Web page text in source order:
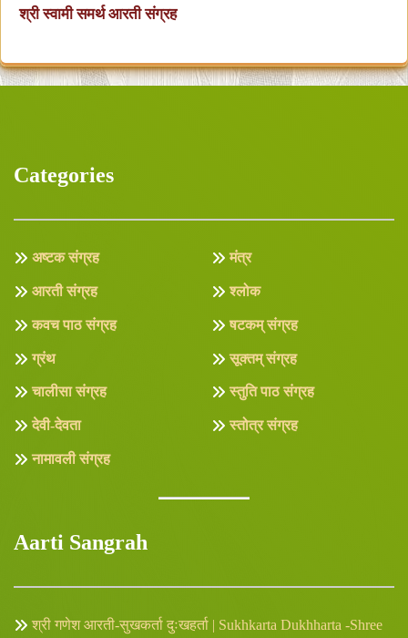
श्री स्वामी समर्थ आरती संग्रह
Categories
अष्टक संग्रह
आरती संग्रह
कवच पाठ संग्रह
ग्रंथ
चालीसा संग्रह
देवी-देवता
नामावली संग्रह
मंत्र
श्लोक
षटकम् संग्रह
सूक्तम् संग्रह
स्तुति पाठ संग्रह
स्तोत्र संग्रह
Aarti Sangrah
श्री गणेश आरती-सुखकर्ता दुःखहर्ता | Sukhkarta Dukhharta -Shree